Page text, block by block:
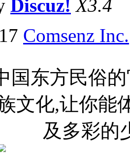
Discuz! X3.4
Comsenz Inc.
国东方民俗
文化,让你能
及多彩的